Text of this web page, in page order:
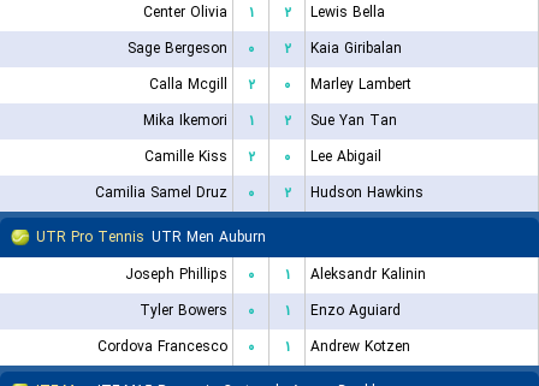
Center Olivia
۱ ۲
Lewis Bella
Sage Bergeson
۰ ۲
Kaia Giribalan
Calla Mcgill
۲ ۰
Marley Lambert
Mika Ikemori
۱ ۲
Sue Yan Tan
Camille Kiss
۲ ۰
Lee Abigail
Camilia Samel Druz
۰ ۲
Hudson Hawkins
UTR Pro Tennis UTR Men Auburn
Joseph Phillips
۰ ۱
Aleksandr Kalinin
Tyler Bowers
۰ ۱
Enzo Aguiard
Cordova Francesco
۰ ۱
Andrew Kotzen